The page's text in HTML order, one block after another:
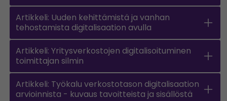
Artikkeli: Uuden kehittämistä ja vanhan
tehostamista digitalisaation avulla
Artikkeli: Yritysverkostojen digitalisoituminen
toimittajan silmin
Artikkeli: Työkalu verkostotason digitalisaation
arvioinnista - kuvaus tavoitteista ja sisällöstä